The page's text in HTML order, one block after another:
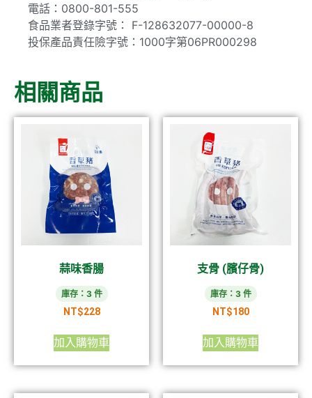
電話：0800-801-555
食品業者登錄字號： F-128632077-00000-8
投保產品責任險字號：1000字第06PR000298
相關商品
蒜味香腸
庫存：3 件
NT$228
加入購物車
支骨 (臏仔骨)
庫存：3 件
NT$180
加入購物車